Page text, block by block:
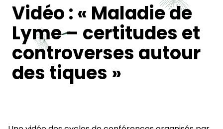
Vidéo : « Maladie de
Lyme – certitudes et
controverses autour
des tiques »